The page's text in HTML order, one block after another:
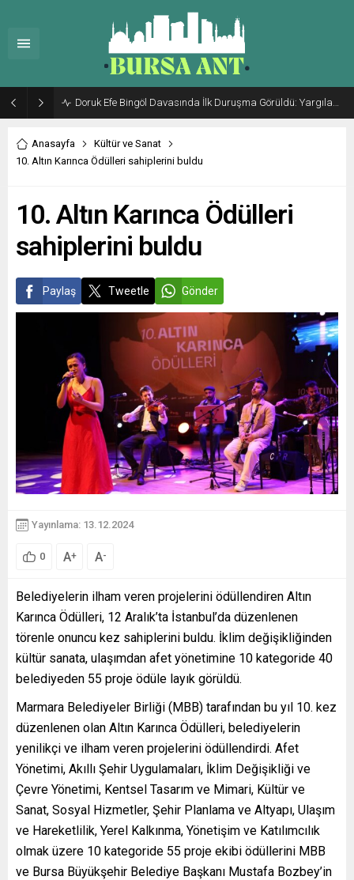
Doruk Efe Bingöl Davasında İlk Duruşma Görüldü: Yargılama 20 Ekim 2026’ya Ertelendi
Anasayfa
Kültür ve Sanat
10. Altın Karınca Ödülleri sahiplerini buldu
10. Altın Karınca Ödülleri
sahiplerini buldu
Paylaş Tweetle Gönder
Yayınlama: 13.12.2024
0 A+ A-
Belediyelerin ilham veren projelerini ödüllendiren Altın
Karınca Ödülleri, 12 Aralık’ta İstanbul’da düzenlenen
törenle onuncu kez sahiplerini buldu. İklim değişikliğinden
kültür sanata, ulaşımdan afet yönetimine 10 kategoride 40
belediyeden 55 proje ödüle layık görüldü.
Marmara Belediyeler Birliği (MBB) tarafından bu yıl 10. kez
düzenlenen olan Altın Karınca Ödülleri, belediyelerin
yenilikçi ve ilham veren projelerini ödüllendirdi. Afet
Yönetimi, Akıllı Şehir Uygulamaları, İklim Değişikliği ve
Çevre Yönetimi, Kentsel Tasarım ve Mimari, Kültür ve
Sanat, Sosyal Hizmetler, Şehir Planlama ve Altyapı, Ulaşım
ve Hareketlilik, Yerel Kalkınma, Yönetişim ve Katılımcılık
olmak üzere 10 kategoride 55 proje ekibi ödüllerini MBB
ve Bursa Büyükşehir Belediye Başkanı Mustafa Bozbey’in